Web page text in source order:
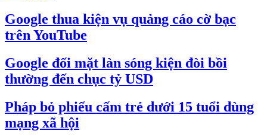
Google thua kiện vụ quảng cáo cờ bạc
trên YouTube
Google đối mặt làn sóng kiện đòi bồi
thường đến chục tỷ USD
Pháp bỏ phiếu cấm trẻ dưới 15 tuổi dùng
mạng xã hội